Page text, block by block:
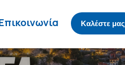
Καλέστε μας